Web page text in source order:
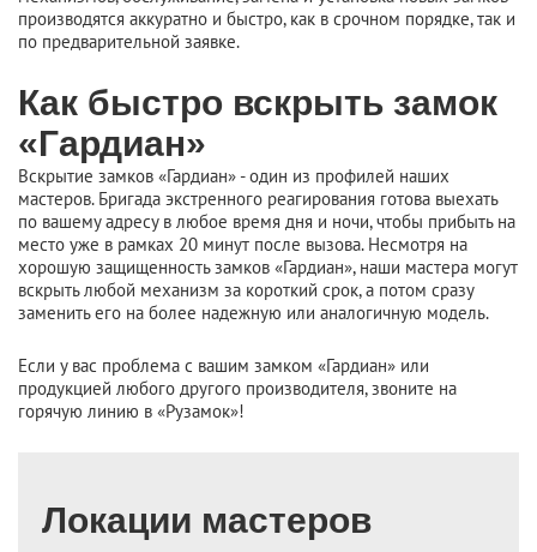
производятся аккуратно и быстро, как в срочном порядке, так и
по предварительной заявке.
Как быстро вскрыть замок
«Гардиан»
Вскрытие замков «Гардиан» - один из профилей наших
мастеров. Бригада экстренного реагирования готова выехать
по вашему адресу в любое время дня и ночи, чтобы прибыть на
место уже в рамках 20 минут после вызова. Несмотря на
хорошую защищенность замков «Гардиан», наши мастера могут
вскрыть любой механизм за короткий срок, а потом сразу
заменить его на более надежную или аналогичную модель.
Если у вас проблема с вашим замком «Гардиан» или
продукцией любого другого производителя, звоните на
горячую линию в «Рузамок»!
Локации мастеров